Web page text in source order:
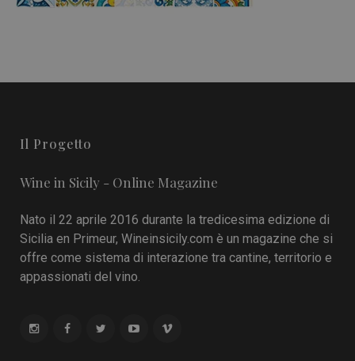
Il Progetto
Wine in Sicily - Online Magazine
Nato il 22 aprile 2016 durante la tredicesima edizione di
Sicilia en Primeur, Wineinsicily.com è un magazine che si
offre come sistema di interazione tra cantine, territorio e
appassionati del vino.